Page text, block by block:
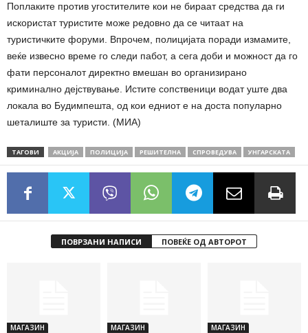
Поплаките против угостителите кои не бираат средства да ги
искористат туристите може редовно да се читаат на
туристичките форуми. Впрочем, полицијата поради измамите,
веќе извесно време го следи пабот, а сега доби и можност да го
фати персоналот директно вмешан во организирано
криминално дејствување. Истите сопственици водат уште два
локала во Будимпешта, од кои едниот е на доста популарно
шеталиште за туристи. (МИА)
ТАГОВИ АКЦИЈА ПОЛИЦИЈА РЕШИТЕЛНА СПРОВЕДУВА УНГАРСКАТА
ПОВРЗАНИ НАПИСИ ПОВЕЌЕ ОД АВТОРОТ
МАГАЗИН МАГАЗИН МАГАЗИН